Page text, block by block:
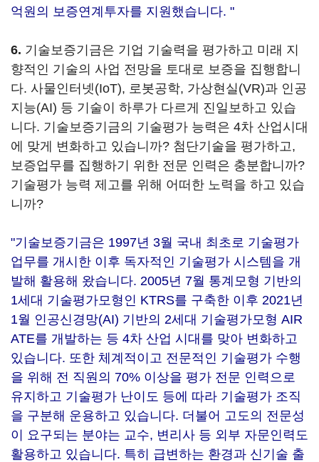
억원의 보증연계투자를 지원했습니다. "
6. 기술보증기금은 기업 기술력을 평가하고 미래 지
향적인 기술의 사업 전망을 토대로 보증을 집행합니
다. 사물인터넷(IoT), 로봇공학, 가상현실(VR)과 인공
지능(AI) 등 기술이 하루가 다르게 진일보하고 있습
니다. 기술보증기금의 기술평가 능력은 4차 산업시대
에 맞게 변화하고 있습니까? 첨단기술을 평가하고,
보증업무를 집행하기 위한 전문 인력은 충분합니까?
기술평가 능력 제고를 위해 어떠한 노력을 하고 있습
니까?
"기술보증기금은 1997년 3월 국내 최초로 기술평가
업무를 개시한 이후 독자적인 기술평가 시스템을 개
발해 활용해 왔습니다. 2005년 7월 통계모형 기반의
1세대 기술평가모형인 KTRS를 구축한 이후 2021년
1월 인공신경망(AI) 기반의 2세대 기술평가모형 AIR
ATE를 개발하는 등 4차 산업 시대를 맞아 변화하고
있습니다. 또한 체계적이고 전문적인 기술평가 수행
을 위해 전 직원의 70% 이상을 평가 전문 인력으로
유지하고 기술평가 난이도 등에 따라 기술평가 조직
을 구분해 운용하고 있습니다. 더불어 고도의 전문성
이 요구되는 분야는 교수, 변리사 등 외부 자문인력도
활용하고 있습니다. 특히 급변하는 환경과 신기술 출